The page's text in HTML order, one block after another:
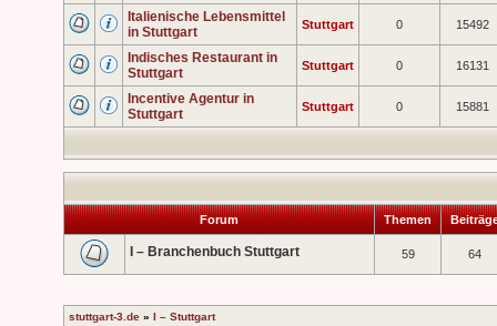
Italienische Lebensmittel
in Stuttgart
Stuttgart 0 15492
Indisches Restaurant in
Stuttgart
Stuttgart 0 16131
Incentive Agentur in
Stuttgart
Stuttgart 0 15881
Forum Themen
I – Branchenbuch Stuttgart 59 64
stuttgart-3.de » I – Stuttgart